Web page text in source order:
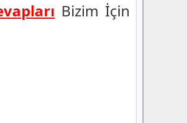
Bizim İçin